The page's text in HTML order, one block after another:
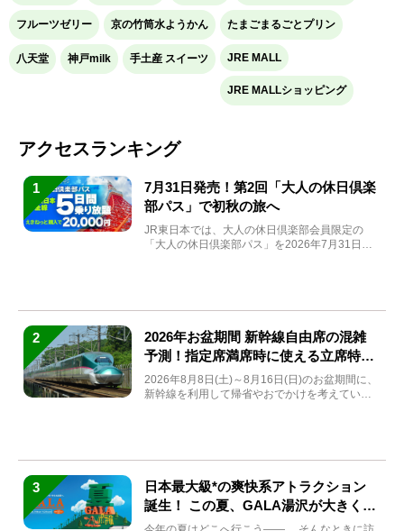
フルーツゼリー 京の竹筒水ようかん たまごまるごとプリン
八天堂 神戸milk 手土産 スイーツ JRE MALL
JRE MALLショッピング
アクセスランキング
1
7月31日発売！第2回「大人の休日倶楽
部パス」で初秋の旅へ
JR東日本では、大人の休日倶楽部会員限定の
「大人の休日倶楽部パス」を2026年7月31日
2
2026年お盆期間 新幹線自由席の混雑
予測！指定席満席時に使える立席特急
券も解説
2026年8月8日(土)～8月16日(日)のお盆期間に、
新幹線を利用して帰省やおでかけを考えている
3
日本最大級*の爽快系アトラクション
誕生！ この夏、GALA湯沢が大きく生
まれ変わる